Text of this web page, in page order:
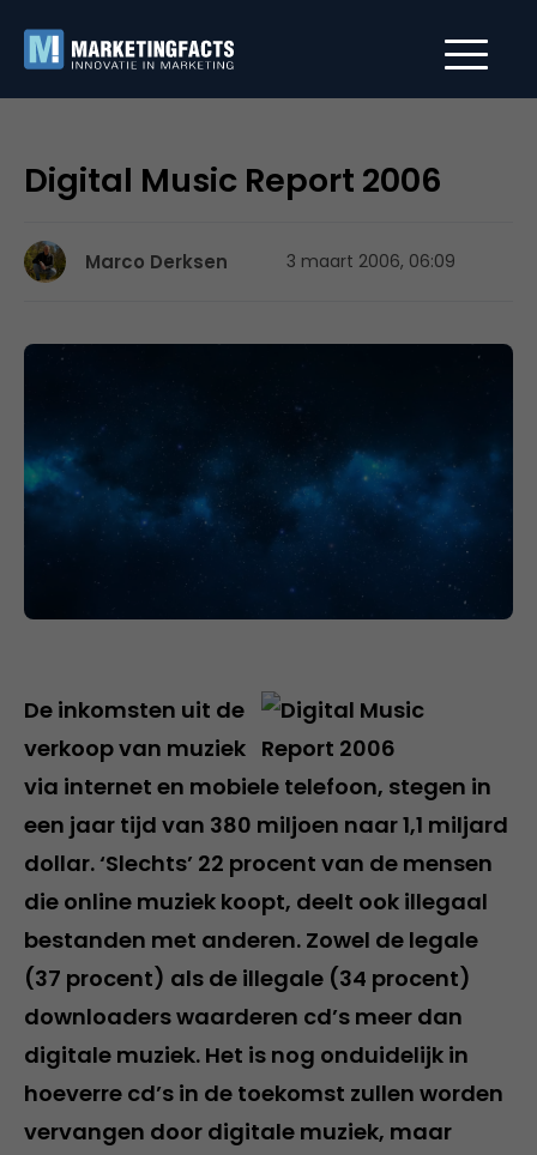
Digital Music Report 2006
Marco Derksen 3 maart 2006, 06:09
De inkomsten uit de
verkoop van muziek
via internet en mobiele telefoon, stegen in
een jaar tijd van 380 miljoen naar 1,1 miljard
dollar. ‘Slechts’ 22 procent van de mensen
die online muziek koopt, deelt ook illegaal
bestanden met anderen. Zowel de legale
(37 procent) als de illegale (34 procent)
downloaders waarderen cd’s meer dan
digitale muziek. Het is nog onduidelijk in
hoeverre cd’s in de toekomst zullen worden
vervangen door digitale muziek, maar